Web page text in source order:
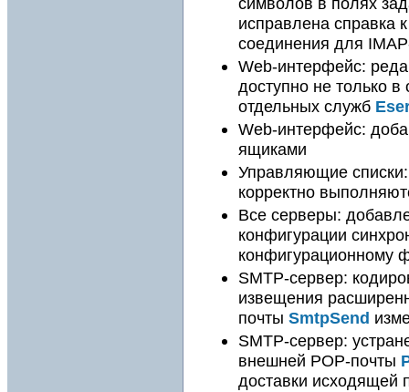
исправлена справка
соединения для
Web-интерфейс:
доступно не только
отдельных служб
Web-интерфейс:
ящиками
Управляющие
корректно
Все серверы:
конфигурации
конфигурационному
SMTP-сервер:
извещения
почты SmtpSend
SMTP-сервер:
внешней POP-почты
доставки исходящей